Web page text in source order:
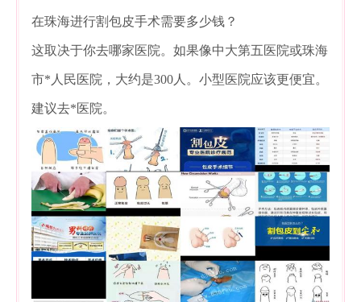
在珠海进行割包皮手术需要多少钱？
这取决于你去哪家医院。如果像中大第五医院或珠海
市*人民医院，大约是300人。小型医院应该更便宜。
建议去*医院。